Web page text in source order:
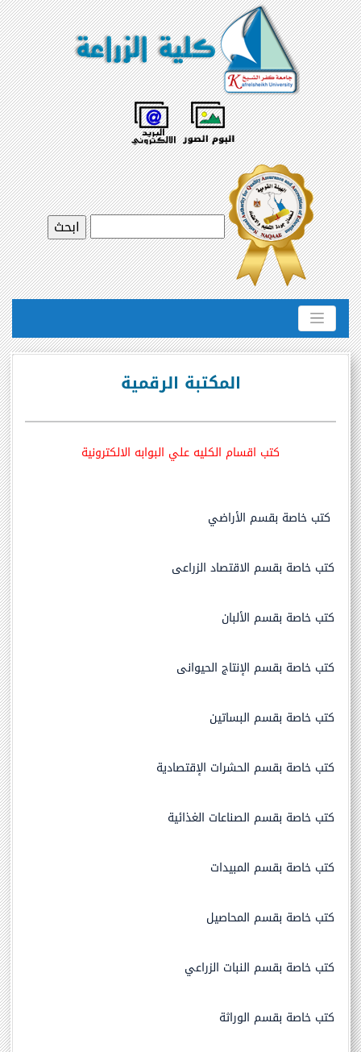
المكتبة الرقمية
كتب اقسام الكليه علي البوابه الالكترونية
كتب خاصة بقسم الأراضي
كتب خاصة بقسم الاقتصاد الزراعى
كتب خاصة بقسم الألبان
كتب خاصة بقسم الإنتاج الحيوانى
كتب خاصة بقسم البساتين
كتب خاصة بقسم الحشرات الإقتصادية
كتب خاصة بقسم الصناعات الغذائية
كتب خاصة بقسم المبيدات
كتب خاصة بقسم المحاصيل
كتب خاصة بقسم النبات الزراعي
كتب خاصة بقسم الوراثة